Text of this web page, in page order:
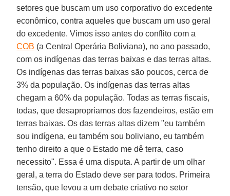
setores que buscam um uso corporativo do excedente
econômico, contra aqueles que buscam um uso geral
do excedente. Vimos isso antes do conflito com a
COB (a Central Operária Boliviana), no ano passado,
com os indígenas das terras baixas e das terras altas.
Os indígenas das terras baixas são poucos, cerca de
3% da população. Os indígenas das terras altas
chegam a 60% da população. Todas as terras fiscais,
todas, que desapropriamos dos fazendeiros, estão em
terras baixas. Os das terras altas dizem "eu também
sou indígena, eu também sou boliviano, eu também
tenho direito a que o Estado me dê terra, caso
necessito". Essa é uma disputa. A partir de um olhar
geral, a terra do Estado deve ser para todos. Primeira
tensão, que levou a um debate criativo no setor